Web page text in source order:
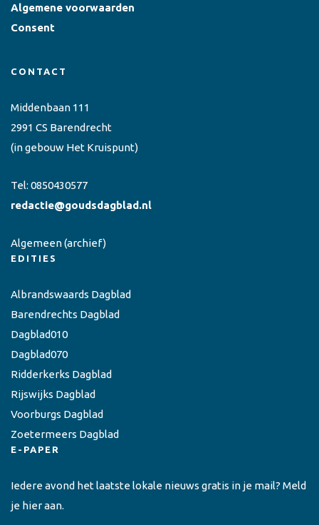
Algemene voorwaarden
Consent
CONTACT
Middenbaan 111
2991 CS Barendrecht
(in gebouw Het Kruispunt)
Tel: 0850430577
redactie@goudsdagblad.nl
Algemeen(archief)
EDITIES
Albrandswaards Dagblad
Barendrechts Dagblad
Dagblad010
Dagblad070
Ridderkerks Dagblad
Rijswijks Dagblad
Voorburgs Dagblad
Zoetermeers Dagblad
E-PAPER
Iedere avond het laatste lokale nieuws gratis in je mail? Meld
je hier aan.